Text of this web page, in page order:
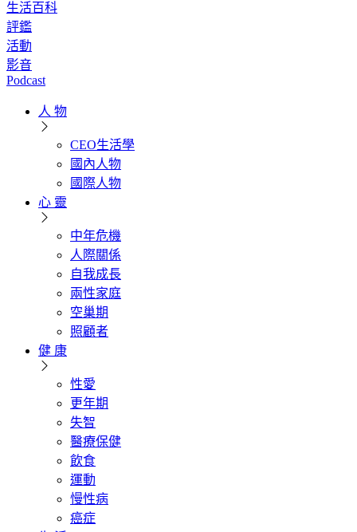
生活百科
評鑑
活動
影音
Podcast
人 物
CEO生活學
國內人物
國際人物
心 靈
中年危機
人際關係
自我成長
兩性家庭
空巢期
照顧者
健 康
性愛
更年期
失智
醫療保健
飲食
運動
慢性病
癌症